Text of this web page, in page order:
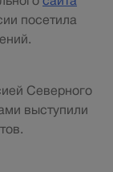
посетила
Северного
выступили